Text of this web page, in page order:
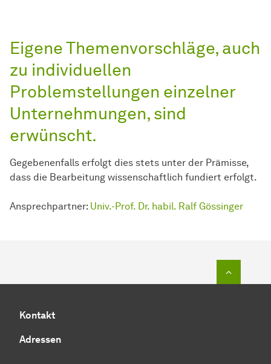
Eigene Themenvorschläge, auch
zu individuellen
Problemstellungen einzelner
Unternehmungen, sind
erwünscht.
Gegebenenfalls erfolgt dies stets unter der Prämisse,
dass die Bearbeitung wissenschaftlich fundiert erfolgt.
Ansprechpartner: Univ.-Prof. Dr. habil. Ralf Gössinger
Kontakt
Adressen